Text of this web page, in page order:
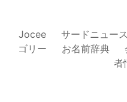
Jocee サードニュース
ゴリー
お名前辞典
者